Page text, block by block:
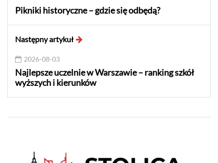
Pikniki historyczne – gdzie się odbędą?
Następny artykuł
2026-08-03
Najlepsze uczelnie w Warszawie – ranking szkół
wyższych i kierunków